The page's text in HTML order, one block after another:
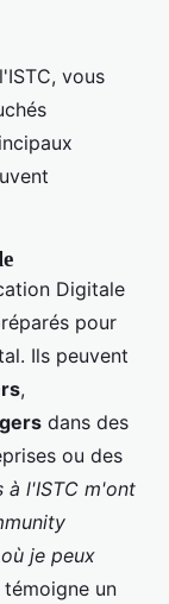
vous
Digitale
pour
Ils peuvent
,
dans des
ou des
à l'ISTC m'ont
je peux
témoigne un